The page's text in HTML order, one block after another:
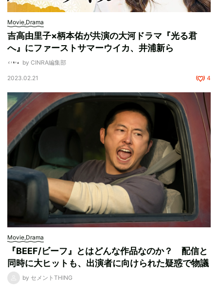
Movie,Drama
吉高由里子×柄本佑が共演の大河ドラマ『光る君
へ』にファーストサマーウイカ、井浦新ら
by CINRA編集部
2023.02.21 4
Movie,Drama
『BEEF/ビーフ』とはどんな作品なのか？ 配信と
同時に大ヒットも、出演者に向けられた疑惑で物議
by セメントTHING